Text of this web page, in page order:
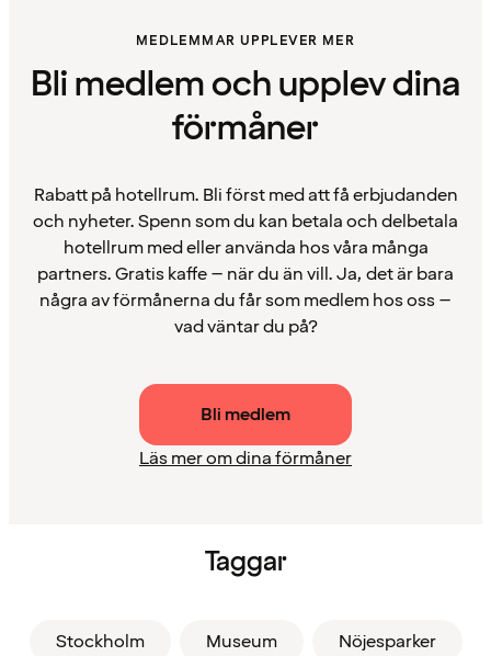
MEDLEMMAR UPPLEVER MER
Bli medlem och upplev dina
förmåner
Rabatt på hotellrum. Bli först med att få erbjudanden
och nyheter. Spenn som du kan betala och delbetala
hotellrum med eller använda hos våra många
partners. Gratis kaffe – när du än vill. Ja, det är bara
några av förmånerna du får som medlem hos oss –
vad väntar du på?
Bli medlem
Läs mer om dina förmåner
Taggar
Stockholm Museum Nöjesparker